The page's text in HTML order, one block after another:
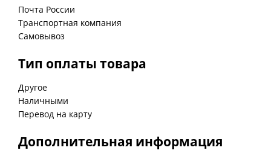
Почта России
Транспортная компания
Самовывоз
Тип оплаты товара
Другое
Наличными
Перевод на карту
Дополнительная информация